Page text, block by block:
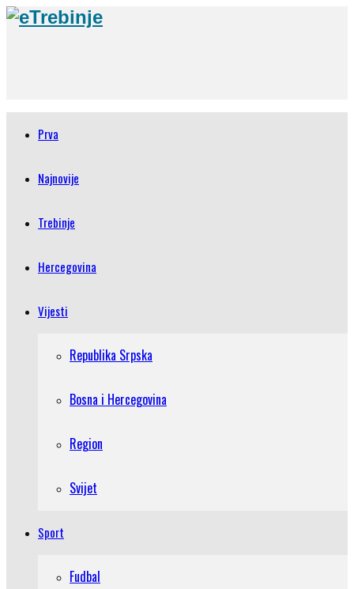
Prva
Najnovije
Trebinje
Hercegovina
Vijesti
Republika Srpska
Bosna i Hercegovina
Region
Svijet
Sport
Fudbal